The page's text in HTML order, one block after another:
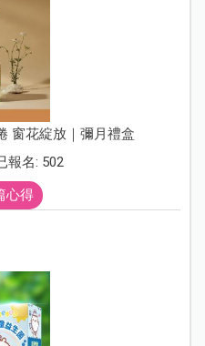
窗花綻放｜彌月禮盒
報名: 502
心得